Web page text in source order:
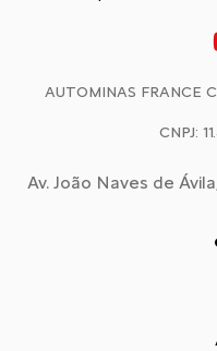
AUTOMINAS FRANCE
CNPJ:
Av. João Naves de